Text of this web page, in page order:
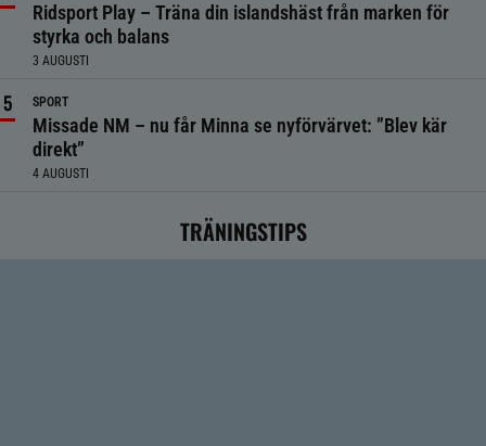
Ridsport Play – Träna din islandshäst från marken för
styrka och balans
3 AUGUSTI
SPORT
Missade NM – nu får Minna se nyförvärvet: ”Blev kär
direkt”
4 AUGUSTI
TRÄNINGSTIPS